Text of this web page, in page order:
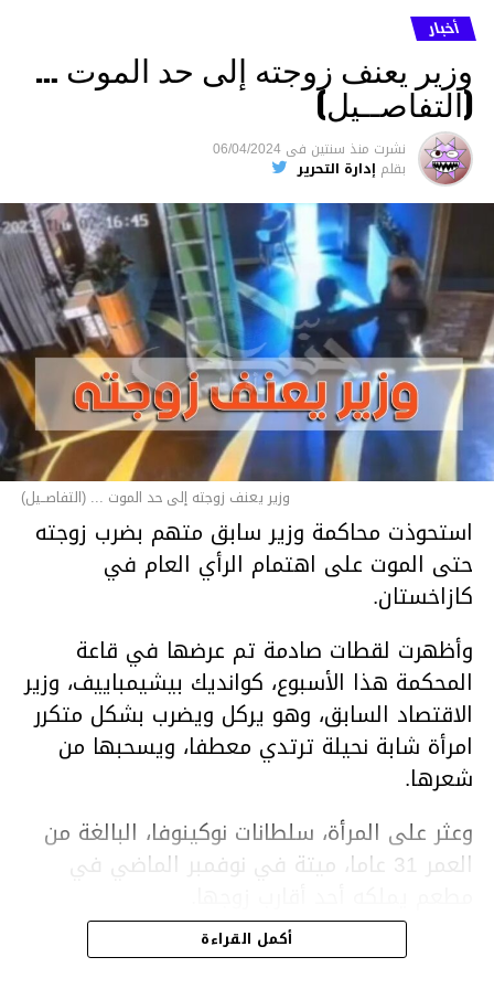
أخبار
وزير يعنف زوجته إلى حد الموت …
(التفاصــيل)
نشرت منذ سنتين فى 06/04/2024
بقلم إدارة التحرير
وزير يعنف زوجته إلى حد الموت ... (التفاصــيل)
استحوذت محاكمة وزير سابق متهم بضرب زوجته
حتى الموت على اهتمام الرأي العام في
كازاخستان.
وأظهرت لقطات صادمة تم عرضها في قاعة
المحكمة هذا الأسبوع، كوانديك بيشيمباييف، وزير
الاقتصاد السابق، وهو يركل ويضرب بشكل متكرر
امرأة شابة نحيلة ترتدي معطفا، ويسحبها من
شعرها.
وعثر على المرأة، سلطانات نوكينوفا، البالغة من
العمر 31 عاما، ميتة في نوفمبر الماضي في
ووفقا لتقرير الطبيب الشرعي، توفيت نوكينوفا
أكمل القراءة